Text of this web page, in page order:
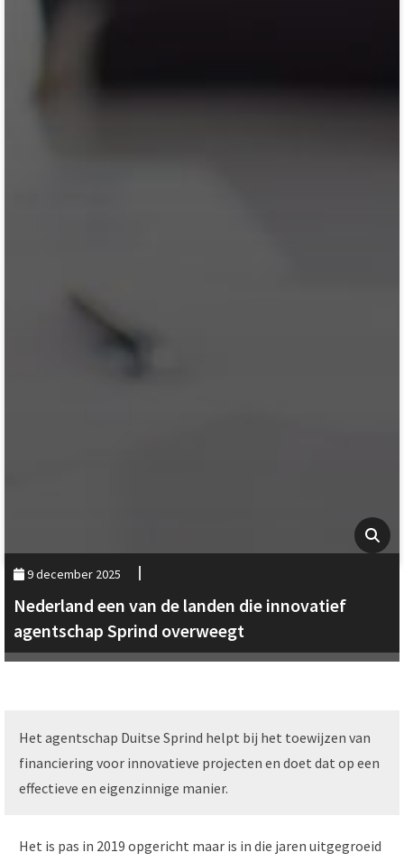
9 december 2025
Nederland een van de landen die innovatief
agentschap Sprind overweegt
Het agentschap Duitse Sprind helpt bij het toewijzen van
financiering voor innovatieve projecten en doet dat op een
effectieve en eigenzinnige manier.
Het is pas in 2019 opgericht maar is in die jaren uitgegroeid